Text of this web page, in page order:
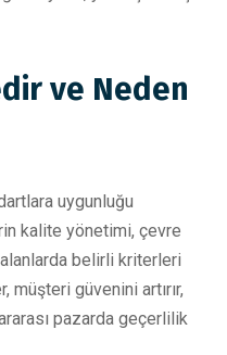
ve Neden
uygunluğu
kalite yönetimi, çevre
belirli kriterleri
müşteri güvenini artırır,
pazarda geçerlilik